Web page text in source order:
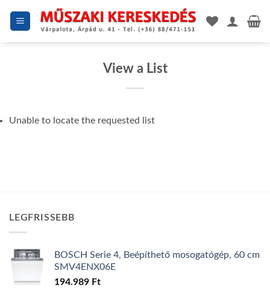
View a List
Unable to locate the requested list
LEGFRISSEBB
BOSCH Serie 4, Beépíthető mosogatógép, 60 cm
SMV4ENX06E
194.989 Ft